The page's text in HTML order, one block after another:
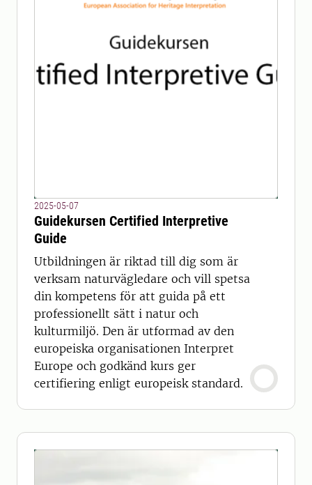
2025-05-07
Guidekursen Certified Interpretive
Guide
Utbildningen är riktad till dig som är
verksam naturvägledare och vill spetsa
din kompetens för att guida på ett
professionellt sätt i natur och
kulturmiljö. Den är utformad av den
europeiska organisationen Interpret
Europe och godkänd kurs ger
certifiering enligt europeisk standard.